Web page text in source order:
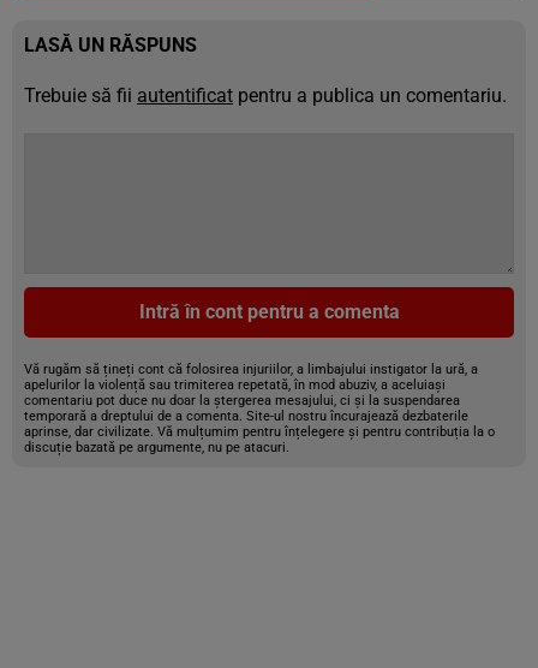
LASĂ UN RĂSPUNS
Trebuie să fii autentificat pentru a publica un comentariu.
Intră în cont pentru a comenta
Vă rugăm să țineți cont că folosirea injuriilor, a limbajului instigator la ură, a
apelurilor la violență sau trimiterea repetată, în mod abuziv, a aceluiași
comentariu pot duce nu doar la ștergerea mesajului, ci și la suspendarea
temporară a dreptului de a comenta. Site-ul nostru încurajează dezbaterile
aprinse, dar civilizate. Vă mulțumim pentru înțelegere și pentru contribuția la o
discuție bazată pe argumente, nu pe atacuri.